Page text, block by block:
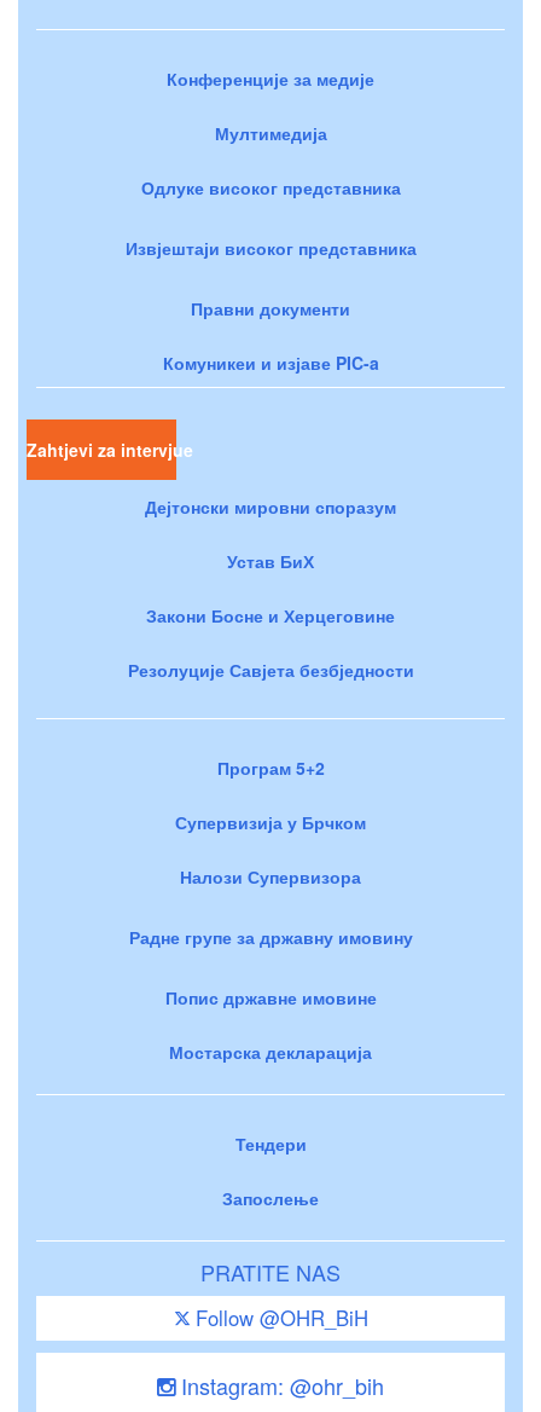
Конференције за медије
Мултимедија
Одлуке високог представника
Извјештаји високог представника
Правни документи
Комуникеи и изјаве PIC-a
Zahtjevi za intervjue
Дејтонски мировни споразум
Устав БиХ
Закони Босне и Херцеговине
Резолуције Савјета безбједности
Програм 5+2
Супервизија у Брчком
Налози Супервизора
Радне групе за државну имовину
Попис државне имовине
Мостарска декларација
Тендери
Запослење
PRATITE NAS
Follow @OHR_BiH
Instagram: @ohr_bih